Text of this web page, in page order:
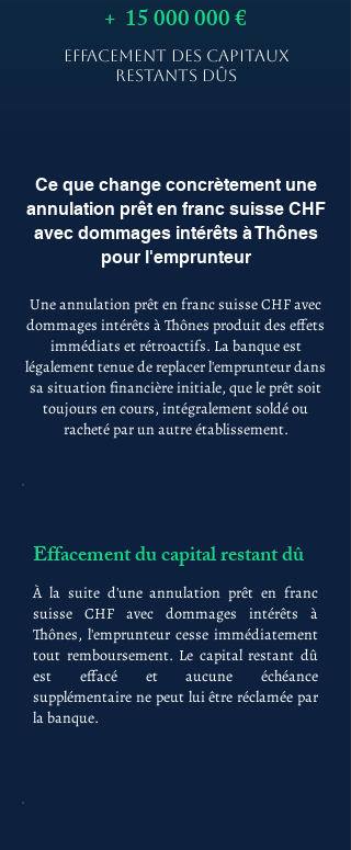
+ 15 000 000€
EFFACEMENT DES CAPITAUX
RESTANTS DÛS
Ce que change concrètement une
annulation prêt en franc suisse CHF
avec dommages intérêts à Thônes
pour l'emprunteur
Une annulation prêt en franc suisse CHF avec
dommages intérêts à Thônes produit des effets
immédiats et rétroactifs. La banque est
légalement tenue de replacer l'emprunteur dans
sa situation financière initiale, que le prêt soit
toujours en cours, intégralement soldé ou
racheté par un autre établissement.
Effacement du capital restant dû
À la suite d'une annulation prêt en franc
suisse CHF avec dommages intérêts à
Thônes, l'emprunteur cesse immédiatement
tout remboursement. Le capital restant dû
est effacé et aucune échéance
supplémentaire ne peut lui être réclamée par
la banque.